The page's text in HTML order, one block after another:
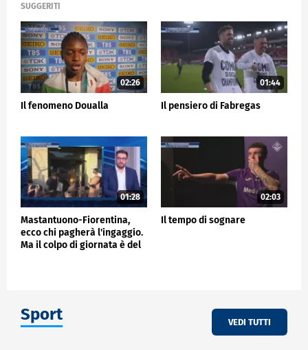
SUGGERITI
02:26
Il fenomeno Doualla
01:44
Il pensiero di Fabregas
01:28
Mastantuono-Fiorentina,
ecco chi pagherà l'ingaggio.
Ma il colpo di giornata è del
02:03
Il tempo di sognare
Sport VEDI TUTTI